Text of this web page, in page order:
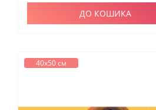
ДО КОШИКА
40х50 см